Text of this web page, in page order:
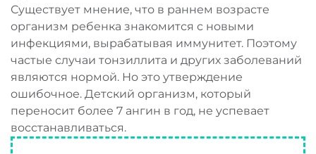
Существует мнение, что в раннем возрасте
организм ребенка знакомится с новыми
инфекциями, вырабатывая иммунитет. Поэтому
частые случаи тонзиллита и других заболеваний
являются нормой. Но это утверждение
ошибочное. Детский организм, который
переносит более 7 ангин в год, не успевает
восстанавливаться.